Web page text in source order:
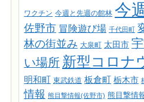
ワクチン 今週と先週の館林 今
佐野市 冒険遊び場 千代田町
林の街並み 大泉町 太田市
い場所 新型コロナ
明和町 東武鉄道 板倉町 栃木市
情報 熊目撃情報(佐野市) 熊目撃情